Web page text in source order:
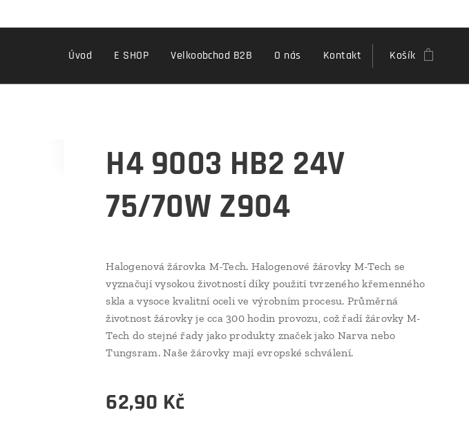
Úvod E SHOP Velkoobchod B2B O nás Kontakt Košík
H4 9003 HB2 24V
75/70W Z904
Halogenová žárovka M-Tech. Halogenové žárovky M-Tech se
vyznačují vysokou životností díky použití tvrzeného křemenného
skla a vysoce kvalitní oceli ve výrobním procesu. Průměrná
životnost žárovky je cca 300 hodin provozu, což řadí žárovky M-
Tech do stejné řady jako produkty značek jako Narva nebo
Tungsram. Naše žárovky mají evropské schválení.
62,90 Kč